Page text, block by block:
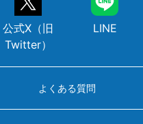
公式X（旧
Twitter）
LINE
よくある質問